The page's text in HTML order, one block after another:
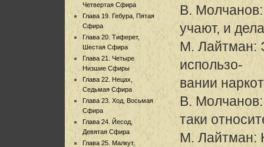
Четвертая Сфира
Глава 19. Гебура, Пятая
Сфира
Глава 20. Тиферет,
Шестая Сфира
Глава 21. Четыре
Низшие Сфиры
Глава 22. Нецах,
Седьмая Сфира
Глава 23. Ход, Восьмая
Сфира
Глава 24. Йесод,
Девятая Сфира
Глава 25. Малкут,
В.
учают, и
М. Лайтман:
использо-
вании
В.
таки
М. Лайтман: